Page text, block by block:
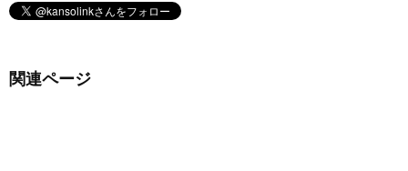
関連ページ